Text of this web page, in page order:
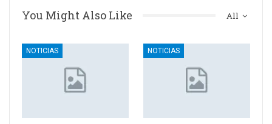
All
You Might Also Like
NOTICIAS NOTICIAS